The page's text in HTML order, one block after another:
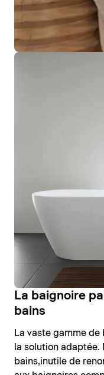
La baignoire
bains
La vaste gamme
la solution adaptée.
bains,inutile de